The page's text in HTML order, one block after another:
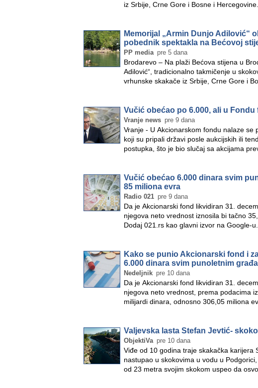
iz Srbije, Crne Gore i Bosne i
Memorijal „Armin Dunjo Adilović“
pobednik spektakla na Bećovoj
PP media pre 5 dana
Brodarevo – Na plaži Bećova stijena u
Adilović“, tradicionalno takmičenje u
vrhunske skakače iz Srbije, Crne Gore i
Vučić obećao po 6.000, ali u Fondu
Vranje news pre 9 dana
Vranje - U Akcionarskom fondu nalaze
koji su pripali državi posle aukcijskih ili
postupka, što je bio slučaj sa akcijama
Vučić obećao 6.000 dinara svim
85 miliona evra
Radio 021 pre 9 dana
Da je Akcionarski fond likvidiran 31.
njegova neto vrednost iznosila bi tačno
Dodaj 021.rs kao glavni izvor na Google-
Kako se punio Akcionarski fond i
6.000 dinara svim punoletnim
Nedeljnik pre 10 dana
Da je Akcionarski fond likvidiran 31.
njegova neto vrednost, prema podacima
milijardi dinara, odnosno 306,05 miliona
Valjevska lasta Stefan Jevtić-
ObjektiVa pre 10 dana
Viđe od 10 godina traje skakačka karijera
nastupao u skokovima u vodu u
od 23 metra svojim skokom uspeo da